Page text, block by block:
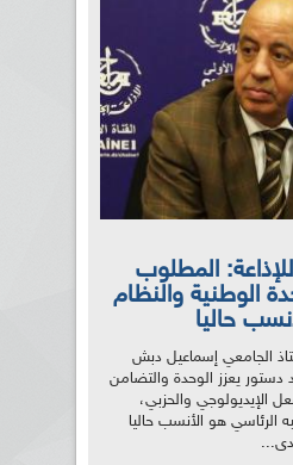
المطلوب
الوطنية والنظام
حاليا
الجامعي إسماعيل دبش
دستور يعزز الوحدة والتضامن
الإيديولوجي والحزبي،
الرئاسي هو الأنسب حاليا